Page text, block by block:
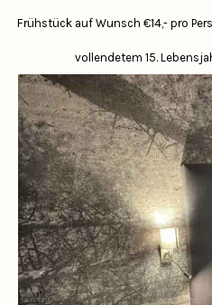
Frühstück auf Wunsch €14,- pro
vollendetem 15.